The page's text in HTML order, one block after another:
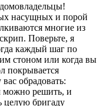
насущных и порой
многие из
Поверьте, я
каждый шаг по
стоном или когда вы
покрывается
обрадовать:
можно решить, и
целую бригаду